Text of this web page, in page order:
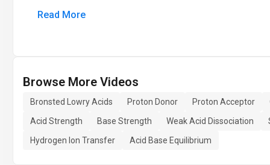
Read More
Browse More Videos
Bronsted Lowry Acids Proton Donor Proton Acceptor
Acid Strength
Base Strength Weak Acid Dissociation
Hydrogen Ion Transfer
Acid Base Equilibrium